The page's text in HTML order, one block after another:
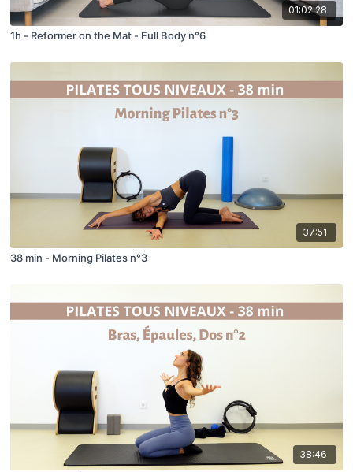
01:02:28
1h - Reformer on the Mat - Full Body n°6
37:51
38 min - Morning Pilates n°3
38:46